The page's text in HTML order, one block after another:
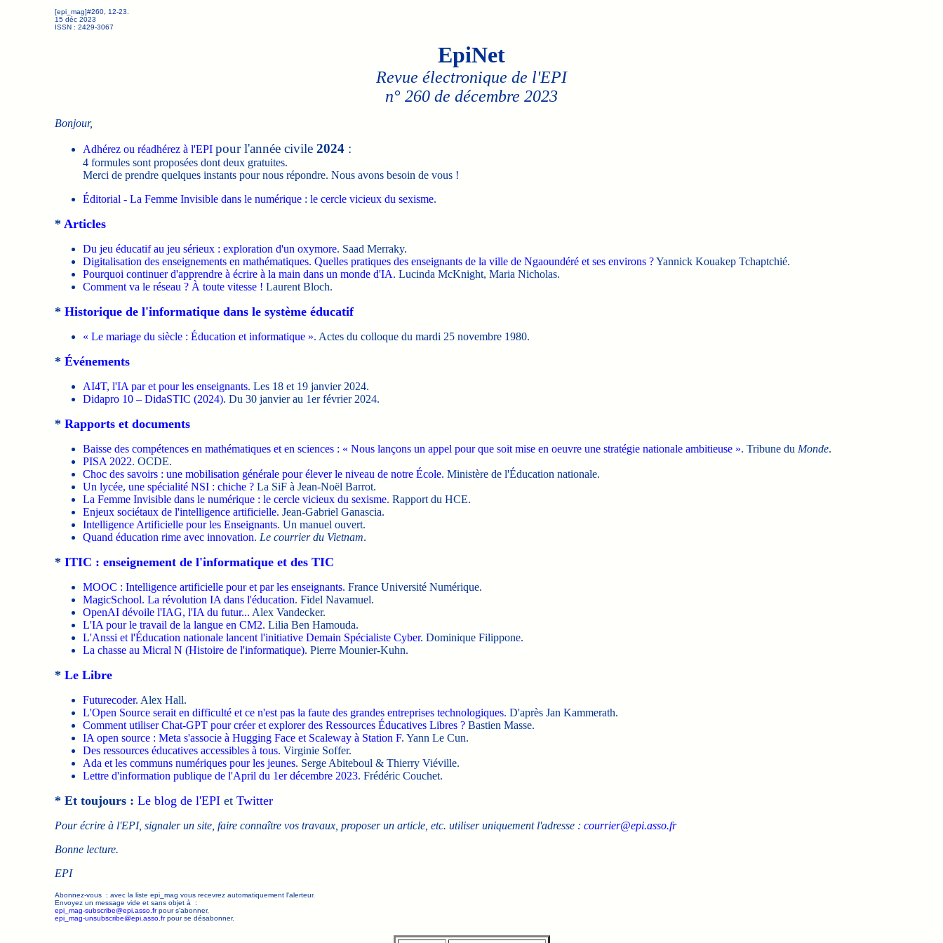
[epi_mag]#260, 12-23.
15 déc 2023
ISSN : 2429-3067
EpiNet
Revue électronique de l'EPI
n° 260 de décembre 2023
Bonjour,
Adhérez ou réadhérez à l'EPI pour l'année civile 2024:
4 formules sont proposées dont deux gratuites.
Merci de prendre quelques instants pour nous répondre. Nous avons besoin de vous !
Éditorial - La Femme Invisible dans le numérique : le cercle vicieux du sexisme.
* Articles
Du jeu éducatif au jeu sérieux : exploration d'un oxymore. Saad Merraky.
Digitalisation des enseignements en mathématiques. Quelles pratiques des enseignants de la ville de Ngaoundéré et ses environs ?Yannick Kouakep Tchaptchié.
Pourquoi continuer d'apprendre à écrire à la main dans un monde d'IA. Lucinda McKnight, Maria Nicholas.
Comment va le réseau ? À toute vitesse ! Laurent Bloch.
* Historique de l'informatique dans le système éducatif
« Le mariage du siècle : Éducation et informatique ». Actes du colloque du mardi 25 novembre 1980.
* Événements
AI4T, l'IA par et pour les enseignants. Les 18 et 19 janvier 2024.
Didapro 10 – DidaSTIC (2024). Du 30 janvier au 1er février 2024.
* Rapports et documents
Baisse des compétences en mathématiques et en sciences : « Nous lançons un appel pour que soit mise en oeuvre une stratégie nationale ambitieuse ». Tribune du Monde.
PISA 2022. OCDE.
Choc des savoirs : une mobilisation générale pour élever le niveau de notre École. Ministère de l'Éducation nationale.
Un lycée, une spécialité NSI : chiche ?La SiF à Jean-Noël Barrot.
La Femme Invisible dans le numérique : le cercle vicieux du sexisme. Rapport du HCE.
Enjeux sociétaux de l'intelligence artificielle. Jean-Gabriel Ganascia.
Intelligence Artificielle pour les Enseignants. Un manuel ouvert.
Quand éducation rime avec innovation. Le courrier du Vietnam.
* ITIC : enseignement de l'informatique et des TIC
MOOC : Intelligence artificielle pour et par les enseignants. France Université Numérique.
MagicSchool. La révolution IA dans l'éducation. Fidel Navamuel.
OpenAI dévoile l'IAG, l'IA du futur... Alex Vandecker.
L'IA pour le travail de la langue en CM2. Lilia Ben Hamouda.
L'Anssi et l'Éducation nationale lancent l'initiative Demain Spécialiste Cyber. Dominique Filippone.
La chasse au Micral N (Histoire de l'informatique). Pierre Mounier-Kuhn.
* Le Libre
Futurecoder. Alex Hall.
L'Open Source serait en difficulté et ce n'est pas la faute des grandes entreprises technologiques. D'après Jan Kammerath.
Comment utiliser Chat-GPT pour créer et explorer des Ressources Éducatives Libres ?Bastien Masse.
IA open source : Meta s'associe à Hugging Face et Scaleway à Station F. Yann Le Cun.
Des ressources éducatives accessibles à tous. Virginie Soffer.
Ada et les communs numériques pour les jeunes. Serge Abiteboul & Thierry Viéville.
Lettre d'information publique de l'April du 1er décembre 2023. Frédéric Couchet.
* Et toujours : Le blog de l'EPIet Twitter
Pour écrire à l'EPI, signaler un site, faire connaître vos travaux, proposer un article, etc. utiliser uniquement l'adresse : courrier@epi.asso.fr
Bonne lecture.
EPI
Abonnez-vous : avec la liste epi_mag vous recevrez automatiquement l'alerteur.
Envoyez un message vide et sans objet à :
epi_mag-subscribe@epi.asso.frpour s'abonner,
epi_mag-unsubscribe@epi.asso.frpour se désabonner.